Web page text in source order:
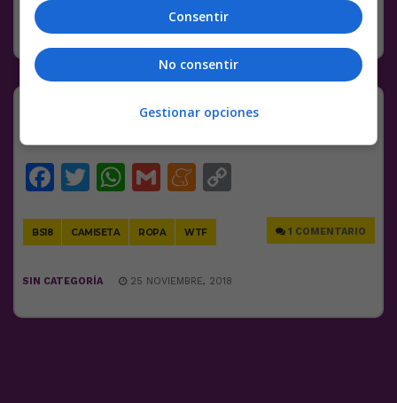
TWITTER 25 NOVIEMBRE, 2018
Facebook
Twitter
WhatsApp
GmailMeneame
BS18 CAMISETA ROPA WTF 1 COMENTARIO
SIN CATEGORÍA 25 NOVIEMBRE, 2018
Consentir
No consentir
Gestionar opciones